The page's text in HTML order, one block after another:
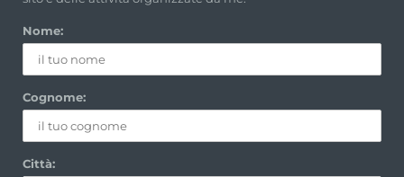
Nome:
Cognome:
Città: